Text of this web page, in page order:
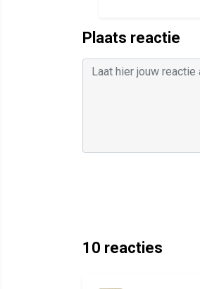
Plaats reactie
10 reacties